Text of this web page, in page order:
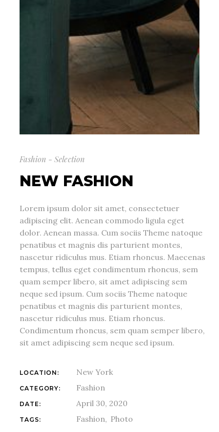
Fashion - Selection
NEW FASHION
Lorem ipsum dolor sit amet, consectetuer
adipiscing elit. Aenean commodo ligula eget
dolor. Aenean massa. Cum sociis Theme natoque
penatibus et magnis dis parturient montes,
nascetur ridiculus mus. Etiam rhoncus. Maecenas
tempus, tellus eget condimentum rhoncus, sem
quam semper libero, sit amet adipiscing sem
neque sed ipsum. Cum sociis Theme natoque
penatibus et magnis dis parturient montes,
nascetur ridiculus mus. Etiam rhoncus.
Condimentum rhoncus, sem quam semper libero,
sit amet adipiscing sem neque sed ipsum.
LOCATION: New York
CATEGORY: Fashion
DATE: April 30, 2020
TAGS: Fashion Photo